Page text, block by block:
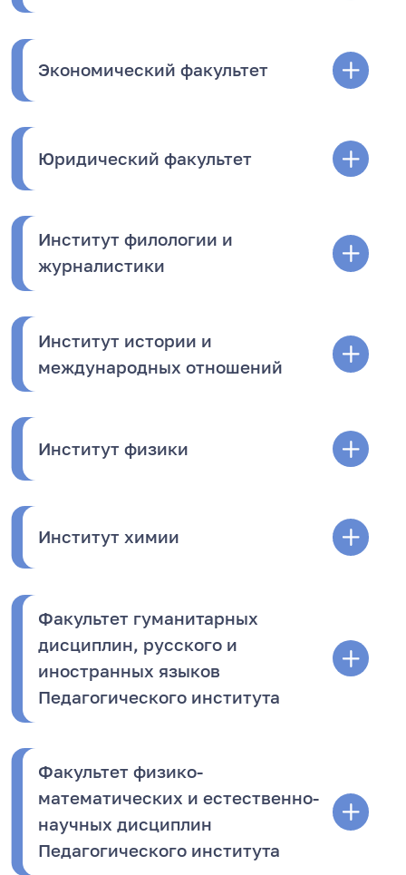
Экономический факультет
Юридический факультет
Институт филологии и
журналистики
Институт истории и
международных отношений
Институт физики
Институт химии
Факультет гуманитарных
дисциплин, русского и
иностранных языков
Педагогического института
Факультет физико-
математических и естественно-
научных дисциплин
Педагогического института